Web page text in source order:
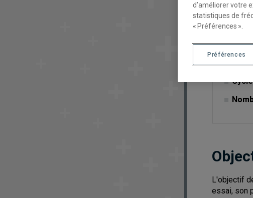
Cycle
L'objectif
essai, son
d’améliorer votre
statistiques de
« Préférences ».
Préférences